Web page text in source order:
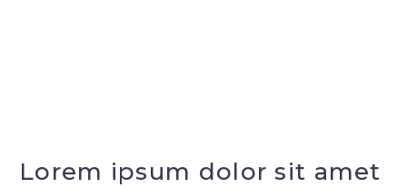
Lorem ipsum dolor sit amet